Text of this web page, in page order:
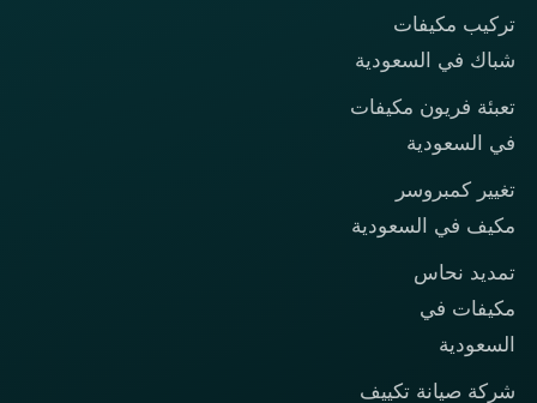
تركيب مكيفات
شباك في السعودية
تعبئة فريون مكيفات
في السعودية
تغيير كمبروسر
مكيف في السعودية
تمديد نحاس
مكيفات في
السعودية
شركة صيانة تكييف